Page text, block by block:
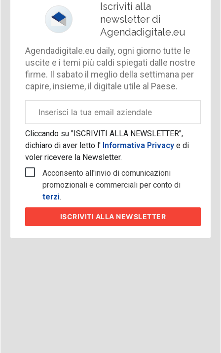
Iscriviti alla
newsletter di
Agendadigitale.eu
Agendadigitale.eu daily, ogni giorno tutte le
uscite e i temi più caldi spiegati dalle nostre
firme. Il sabato il meglio della settimana per
capire, insieme, il digitale utile al Paese.
aziendale
Cliccando su "ISCRIVITI ALLA NEWSLETTER",
dichiaro di aver letto l'Informativa Privacy e di
voler ricevere la Newsletter.
Acconsento all'invio di comunicazioni
promozionali e commerciali per conto di
terzi.
ISCRIVITI ALLA NEWSLETTER